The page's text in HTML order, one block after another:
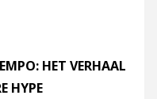
HET VERHAAL
HYPE